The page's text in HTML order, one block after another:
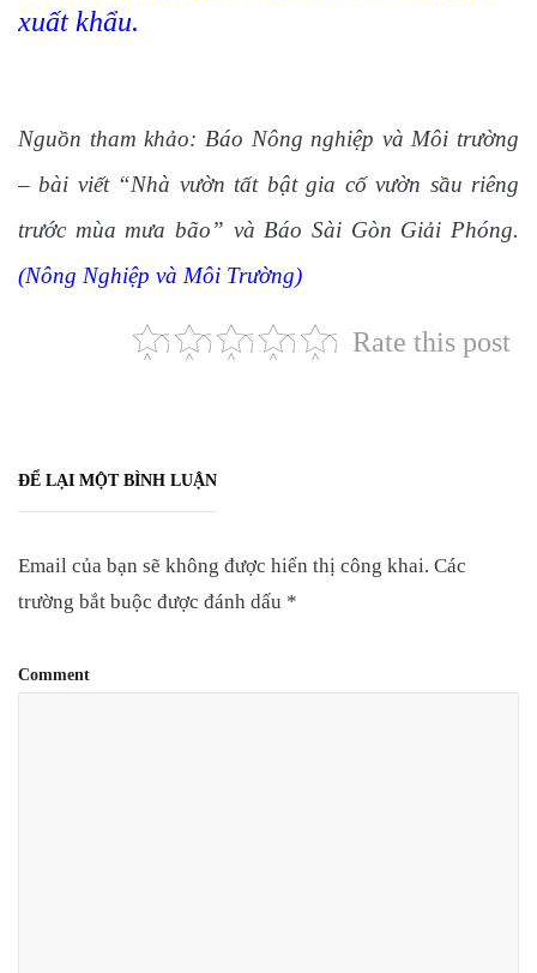
xuất khẩu.
Nguồn tham khảo: Báo Nông nghiệp và Môi trường
– bài viết “Nhà vườn tất bật gia cố vườn sầu riêng
trước mùa mưa bão” và Báo Sài Gòn Giải Phóng.
(Nông Nghiệp và Môi Trường)
Rate this post
ĐỂ LẠI MỘT BÌNH LUẬN
Email của bạn sẽ không được hiển thị công khai. Các
trường bắt buộc được đánh dấu *
Comment